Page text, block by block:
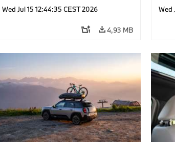
Wed Jul 15 12:44:35 CEST 2026
4,93 MB
Wed